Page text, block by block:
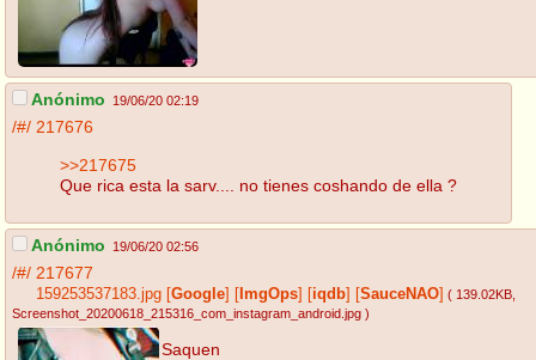
Anónimo 19/06/20 02:19
/#/ 217676
>>217675
Que rica esta la sarv.... no tienes coshando de ella ?
Anónimo 19/06/20 02:56
/#/ 217677
159253537183.jpg [Google] [ ImgOps] [iqdb] [SauceNAO] ( 139.02KB
Screenshot_20200618_215316_com_instagram_android.jpg )
Saquen